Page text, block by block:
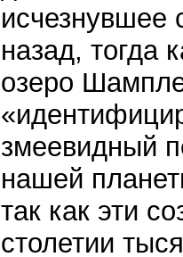
исчезнувшее
назад,
озеро
змеевидный
нашей
так как эти
столетии